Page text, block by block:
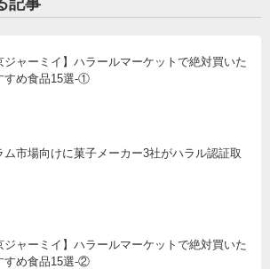
記事
ジャーミイ】ハラールマーケットで絶対買いた
すめ食品15選-①
ム市場向けに菓子メーカー3社がハラル認証取
ジャーミイ】ハラールマーケットで絶対買いた
すめ食品15選-②